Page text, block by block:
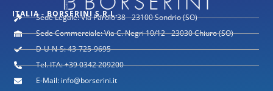
ITALIA - BORSERINI S.R.L.
Sede Legale: Via Parolo 38 - 23100 Sondrio (SO)
Sede Commerciale: Via C. Negri 10/12 - 23030 Chiuro (SO)
D-U-N-S: 43-725-9695
Tel. ITA: +39 0342 209200
E-Mail: info@borserini.it